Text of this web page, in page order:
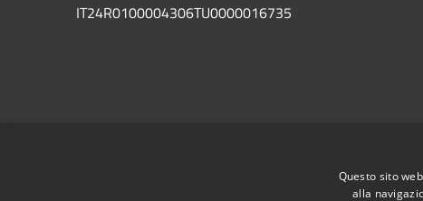
IT24R0100004306TU0000016735
Questo sito
alla